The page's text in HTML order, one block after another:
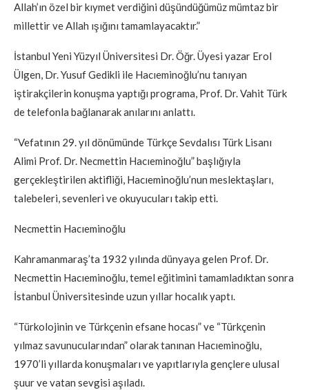
Allah’ın özel bir kıymet verdiğini düşündüğümüz mümtaz bir
millettir ve Allah ışığını tamamlayacaktır.”
İstanbul Yeni Yüzyıl Üniversitesi Dr. Öğr. Üyesi yazar Erol
Ülgen, Dr. Yusuf Gedikli ile Hacıeminoğlu’nu tanıyan
iştirakçilerin konuşma yaptığı programa, Prof. Dr. Vahit Türk
de telefonla bağlanarak anılarını anlattı.
“Vefatının 29. yıl dönümünde Türkçe Sevdalısı Türk Lisanı
Alimi Prof. Dr. Necmettin Hacıeminoğlu” başlığıyla
gerçekleştirilen aktifliği, Hacıeminoğlu’nun meslektaşları,
talebeleri, sevenleri ve okuyucuları takip etti.
Necmettin Hacıeminoğlu
Kahramanmaraş’ta 1932 yılında dünyaya gelen Prof. Dr.
Necmettin Hacıeminoğlu, temel eğitimini tamamladıktan sonra
İstanbul Üniversitesinde uzun yıllar hocalık yaptı.
“Türkolojinin ve Türkçenin efsane hocası” ve “Türkçenin
yılmaz savunucularından” olarak tanınan Hacıeminoğlu,
1970’li yıllarda konuşmaları ve yapıtlarıyla gençlere ulusal
şuur ve vatan sevgisi aşıladı.